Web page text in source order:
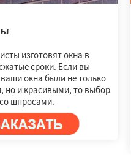
изготовят окна в
сроки. Если вы
окна были не только
но и красивыми, то выбор
шпросами.